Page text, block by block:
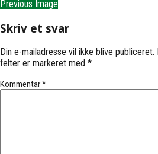
Previous Image
Skriv et svar
Din e-mailadresse vil ikke blive publiceret.
felter er markeret med *
Kommentar*